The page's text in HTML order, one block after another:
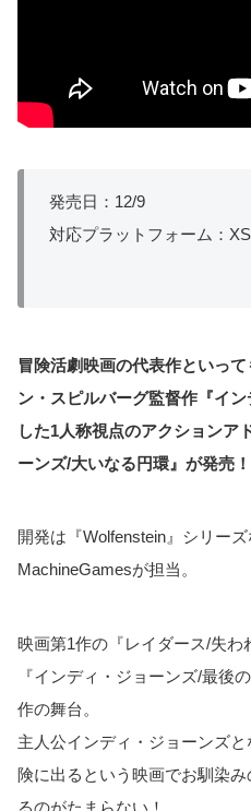
発売日：12/9
対応プラットフォーム：
冒険活劇映画の代表作といっ
ン・スピルバーグ監督作『イ
した1人称視点のアクションア
ーンズ/大いなる円環』が発売！
開発は『Wolfenstein』シリー
MachineGamesが担当。
映画第1作の『レイダース/失
『インディ・ジョーンズ/最後
作の舞台。
主人公インディ・ジョーンズ
険に出るという映画でお馴染
るのがたまらない！